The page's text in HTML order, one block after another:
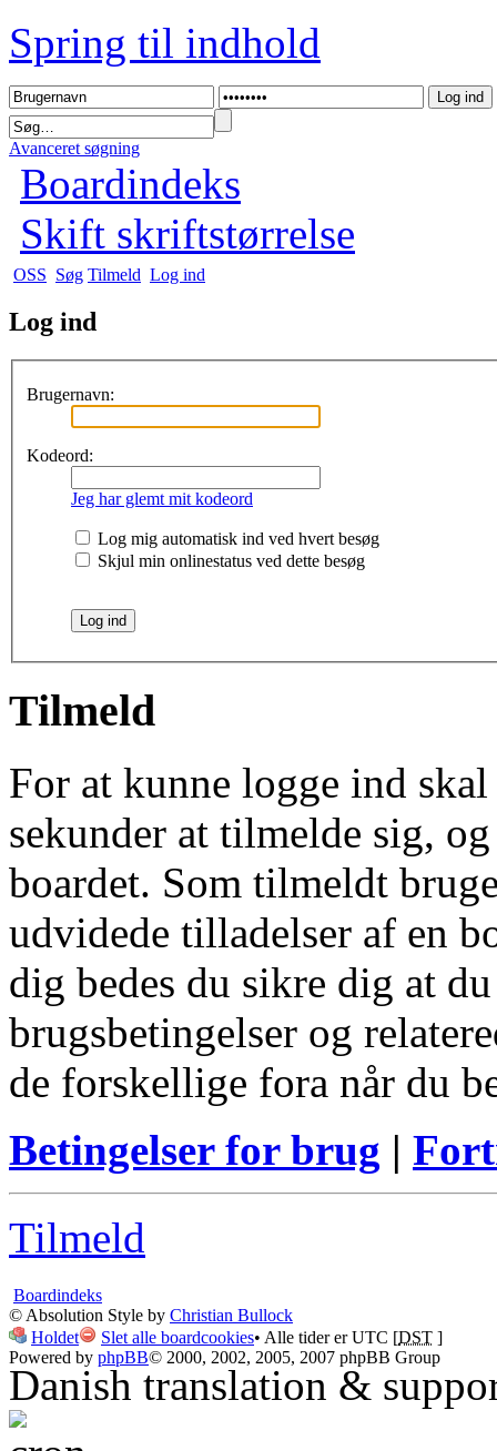
Spring til indhold
Avanceret søgning
Boardindeks
Skift skriftstørrelse
OSS Søg Tilmeld Log ind
Log ind
Brugernavn:
Kodeord:
Jeg har glemt mit kodeord
Log mig automatisk ind ved hvert besøg
Skjul min onlinestatus ved dette besøg
Tilmeld
For at kunne logge ind
sekunder at tilmelde sig,
boardet. Som tilmeldt
udvidede tilladelser af en
dig bedes du sikre dig at
brugsbetingelser og
de forskellige fora når du
Betingelser for brug |
Tilmeld
Boardindeks
© Absolution Style by Christian Bullock
Holdet
Slet alle boardcookies• Alle tider er UTC [DST ]
Powered by phpBB© 2000, 2002, 2005, 2007 phpBB Group
Danish translation &